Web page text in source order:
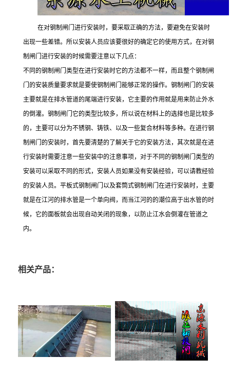
在对钢制闸门进行安装时，要采取正确的方法，要避免在安装时
出现一些差错。所以安装人员应该要很好的确定它的使用方式，在对钢
制闸门进行安装的时候需要注意以下几点：
不同的钢制闸门类型在进行安装时它的方法都不一样，而且整个钢制闸
门的安装质量要求就是要使钢制闸门能够正常的操作。钢制闸门的安装
主要就是在排水管道的尾端进行安装，它主要的作用就是用来防止外水
的倒灌。钢制闸门它的类型比较多，所以说在材料上的选择也是比较多
的，主要可以分为不锈钢、铸铁、以及一些复合材料等多种。在进行钢
制闸门的安装时，首先要清楚的了解关于它的安装方法，其次就是在进
行安装时需要注意一些安装中的注意事项，对于不同的钢制闸门类型的
安装可以采取不同的形式，安装人员如果没有安装经验，可以请教经验
的安装人员。平板式钢制闸门以及套筒式钢制闸门在进行安装时，主要
就是在江河的排水管是一个单向阀，而当江河的的潮位高于出水管的时
候，它的面板就会出现自动关闭的现象，以防止江水会倒灌在管道之
内。
相关产品：